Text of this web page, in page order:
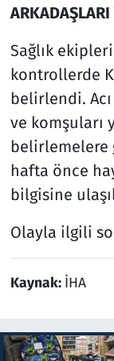
Sağlık
kontrollerde
belirlendi.
ve komşuları
belirlemelere
hafta önce
bilgisine
Olayla ilgili
Kaynak: İHA